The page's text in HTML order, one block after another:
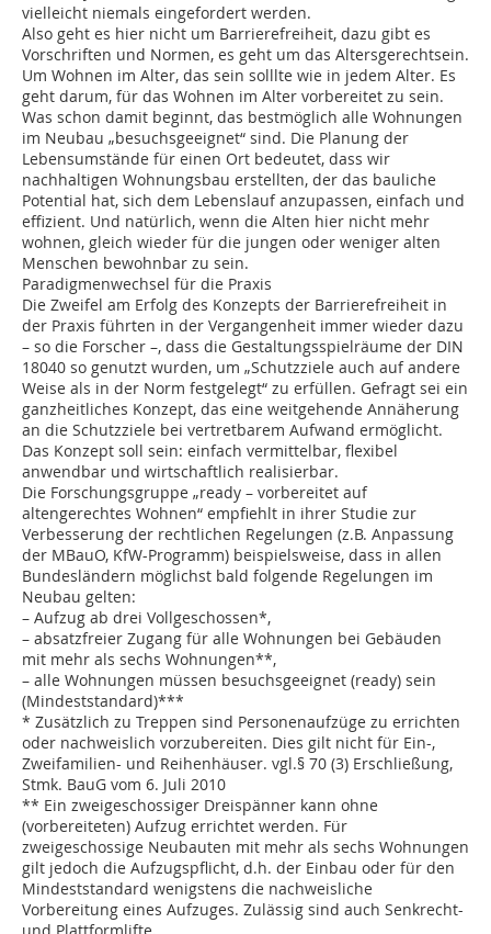
vielleicht niemals eingefordert werden.
Also geht es hier nicht um Barrierefreiheit, dazu gibt es
Vorschriften und Normen, es geht um das Altersgerechtsein.
Um Wohnen im Alter, das sein solllte wie in jedem Alter. Es
geht darum, für das Wohnen im Alter vorbereitet zu sein.
Was schon damit beginnt, das bestmöglich alle Wohnungen
im Neubau „besuchsgeeignet“ sind. Die Planung der
Lebensumstände für einen Ort bedeutet, dass wir
nachhaltigen Wohnungsbau erstellten, der das bauliche
Potential hat, sich dem Lebenslauf anzupassen, einfach und
effizient. Und natürlich, wenn die Alten hier nicht mehr
wohnen, gleich wieder für die jungen oder weniger alten
Menschen bewohnbar zu sein.
Paradigmenwechsel für die Praxis
Die Zweifel am Erfolg des Konzepts der Barrierefreiheit in
der Praxis führten in der Vergangenheit immer wieder dazu
– so die Forscher –, dass die Gestaltungsspielräume der DIN
18040 so genutzt wurden, um „Schutzziele auch auf andere
Weise als in der Norm festgelegt“ zu erfüllen. Gefragt sei ein
ganzheitliches Konzept, das eine weitgehende Annäherung
an die Schutzziele bei vertretbarem Aufwand ermöglicht.
Das Konzept soll sein: einfach vermittelbar, flexibel
anwendbar und wirtschaftlich realisierbar.
Die Forschungsgruppe „ready – vorbereitet auf
altengerechtes Wohnen“ empfiehlt in ihrer Studie zur
Verbesserung der rechtlichen Regelungen (z.B. Anpassung
der MBauO, KfW-Programm) beispielsweise, dass in allen
Bundesländern möglichst bald folgende Regelungen im
Neubau gelten:
– Aufzug ab drei Vollgeschossen*,
– absatzfreier Zugang für alle Wohnungen bei Gebäuden
mit mehr als sechs Wohnungen**,
– alle Wohnungen müssen besuchsgeeignet (ready) sein
(Mindeststandard)***
* Zusätzlich zu Treppen sind Personenaufzüge zu errichten
oder nachweislich vorzubereiten. Dies gilt nicht für Ein-,
Zweifamilien- und Reihenhäuser. vgl.§ 70 (3) Erschließung,
Stmk. BauG vom 6. Juli 2010
** Ein zweigeschossiger Dreispänner kann ohne
(vorbereiteten) Aufzug errichtet werden. Für
zweigeschossige Neubauten mit mehr als sechs Wohnungen
gilt jedoch die Aufzugspflicht, d.h. der Einbau oder für den
Mindeststandard wenigstens die nachweisliche
Vorbereitung eines Aufzuges. Zulässig sind auch Senkrecht-